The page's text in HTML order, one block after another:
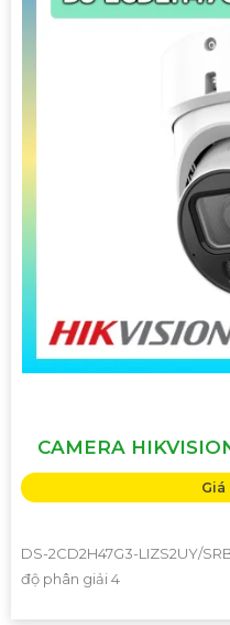
CAMERA
Giá
DS-2CD2H47G3-LIZS2UY/
độ phân giải 4